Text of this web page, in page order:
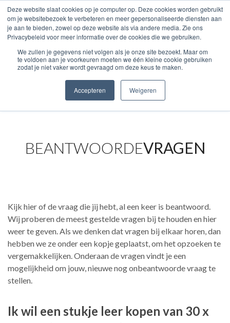
Deze website slaat cookies op je computer op. Deze cookies worden gebruikt
om je websitebezoek te verbeteren en meer gepersonaliseerde diensten aan
je aan te bieden, zowel op deze website als via andere media. Zie ons
Privacybeleid voor meer informatie over de cookies die we gebruiken.
We zullen je gegevens niet volgen als je onze site bezoekt. Maar om
te voldoen aan je voorkeuren moeten we één kleine cookie gebruiken
zodat je niet vaker wordt gevraagd om deze keus te maken.
Accepteren Weigeren
Home Veelgestelde vragen
BLOG LEER PRIVACY
FAQ
BEANTWOORDEVRAGEN
Kijk hier of de vraag die jij hebt, al een keer is beantwoord.
Wij proberen de meest gestelde vragen bij te houden en hier
weer te geven. Als we denken dat vragen bij elkaar horen, dan
hebben we ze onder een kopje geplaatst, om het opzoeken te
vergemakkelijken. Onderaan de vragen vindt je een
mogelijkheid om jouw, nieuwe nog onbeantwoorde vraag te
stellen.
Ik wil een stukje leer kopen van 30 x